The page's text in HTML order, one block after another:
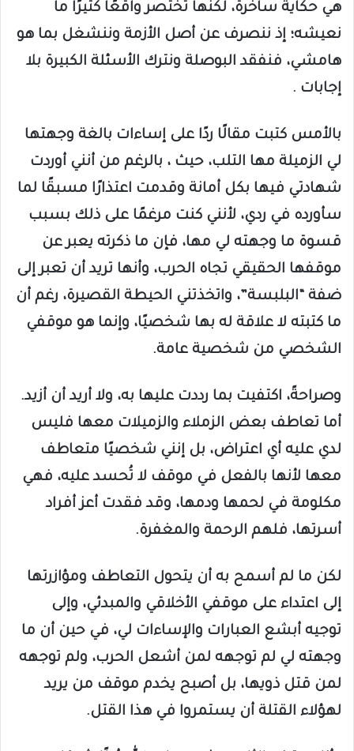
هي حكاية ساخرة، لكنها تختصر واقعًا كثيرًا ما
نعيشه؛ إذ ننصرف عن أصل الأزمة وننشغل بما هو
هامشي، فنفقد البوصلة ونترك الأسئلة الكبيرة بلا
إجابات .
بالأمس كتبت مقالًا ردًا على إساءات بالغة وجهتها
لي الزميلة مها التلب، حيث ، بالرغم من أنني أوردت
شهادتي فيها بكل أمانة وقدمت اعتذارًا مسبقًا لما
سأورده في ردي، لأنني كنت مرغمًا على ذلك بسبب
قسوة ما وجهته لي مها، فإن ما ذكرته يعبر عن
موقفها الحقيقي تجاه الحرب، وأنها تريد أن تعبر إلى
ضفة “البلبسة”، واتخذتني الحيطة القصيرة، رغم أن
ما كتبته لا علاقة له بها شخصيًا، وإنما هو موقفي
الشخصي من شخصية عامة.
وصراحةً، اكتفيت بما رددت عليها به، ولا أريد أن أزيد.
أما تعاطف بعض الزملاء والزميلات معها فليس
لدي عليه أي اعتراض، بل إنني شخصيًا متعاطف
معها لأنها بالفعل في موقف لا تُحسد عليه، فهي
مكلومة في لحمها ودمها، وقد فقدت أعز أفراد
أسرتها، فلهم الرحمة والمغفرة.
لكن ما لم أسمح به أن يتحول التعاطف ومؤازرتها
إلى اعتداء على موقفي الأخلاقي والمبدئي، وإلى
توجيه أبشع العبارات والإساءات لي، في حين أن ما
وجهته لي لم توجهه لمن أشعل الحرب، ولم توجهه
لمن قتل ذويها، بل أصبح يخدم موقف من يريد
لهؤلاء القتلة أن يستمروا في هذا القتل.